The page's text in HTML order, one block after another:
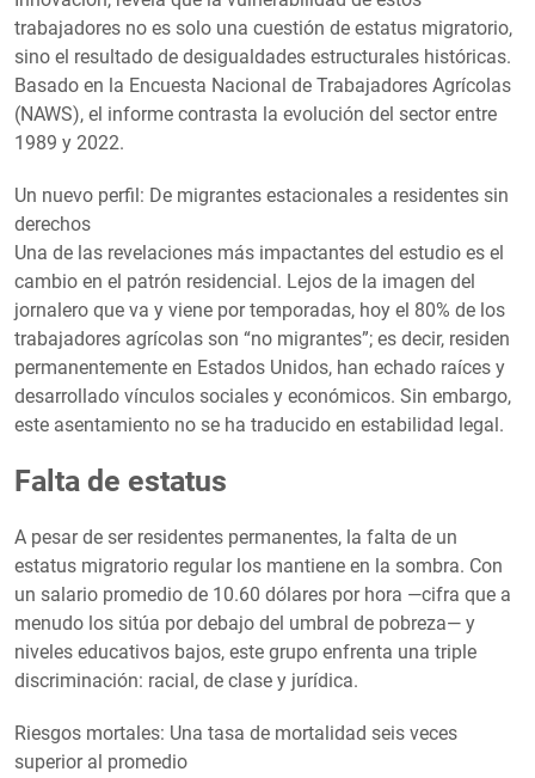
trabajadores no es solo una cuestión de estatus migratorio,
sino el resultado de desigualdades estructurales históricas.
Basado en la Encuesta Nacional de Trabajadores Agrícolas
(NAWS), el informe contrasta la evolución del sector entre
1989 y 2022.
Un nuevo perfil: De migrantes estacionales a residentes sin
derechos
Una de las revelaciones más impactantes del estudio es el
cambio en el patrón residencial. Lejos de la imagen del
jornalero que va y viene por temporadas, hoy el 80% de los
trabajadores agrícolas son “no migrantes”; es decir, residen
permanentemente en Estados Unidos, han echado raíces y
desarrollado vínculos sociales y económicos. Sin embargo,
este asentamiento no se ha traducido en estabilidad legal.
Falta de estatus
A pesar de ser residentes permanentes, la falta de un
estatus migratorio regular los mantiene en la sombra. Con
un salario promedio de 10.60 dólares por hora —cifra que a
menudo los sitúa por debajo del umbral de pobreza— y
niveles educativos bajos, este grupo enfrenta una triple
discriminación: racial, de clase y jurídica.
Riesgos mortales: Una tasa de mortalidad seis veces
superior al promedio